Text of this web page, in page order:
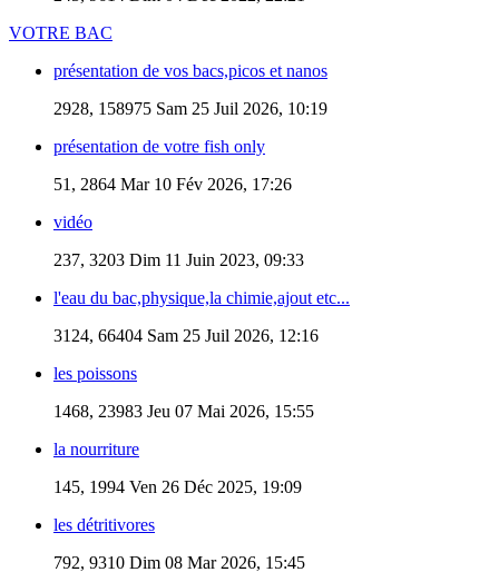
VOTRE BAC
présentation de vos bacs,picos et nanos
2928, 158975 Sam 25 Juil 2026, 10:19
présentation de votre fish only
51, 2864 Mar 10 Fév 2026, 17:26
vidéo
237, 3203 Dim 11 Juin 2023, 09:33
l'eau du bac,physique,la chimie,ajout etc...
3124, 66404 Sam 25 Juil 2026, 12:16
les poissons
1468, 23983 Jeu 07 Mai 2026, 15:55
la nourriture
145, 1994 Ven 26 Déc 2025, 19:09
les détritivores
792, 9310 Dim 08 Mar 2026, 15:45